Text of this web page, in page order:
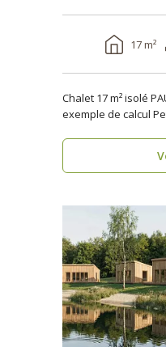
17 m²
Chalet 17 m² isolé